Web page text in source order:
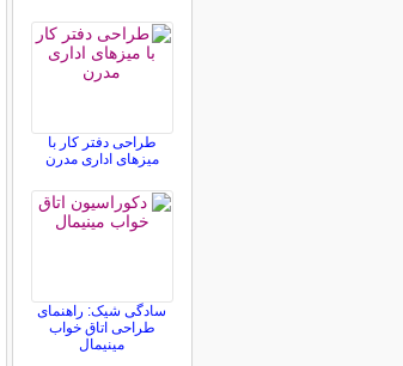
طراحی دفتر کار با
میزهای اداری مدرن
سادگی شیک: راهنمای
طراحی اتاق خواب
مینیمال